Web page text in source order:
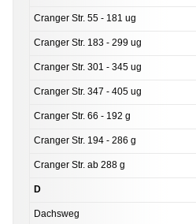
Cranger Str. 55 - 181 ug
Cranger Str. 183 - 299 ug
Cranger Str. 301 - 345 ug
Cranger Str. 347 - 405 ug
Cranger Str. 66 - 192 g
Cranger Str. 194 - 286 g
Cranger Str. ab 288 g
D
Dachsweg